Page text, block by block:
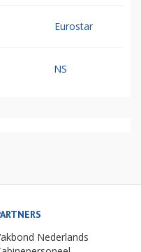
Eurostar
NS
Nederlands